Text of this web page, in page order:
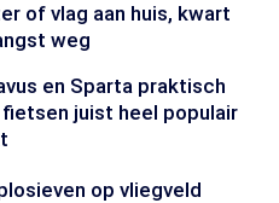
of vlag aan huis, kwart
weg
en Sparta praktisch
juist heel populair
op vliegveld